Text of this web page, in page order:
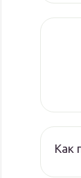
Как